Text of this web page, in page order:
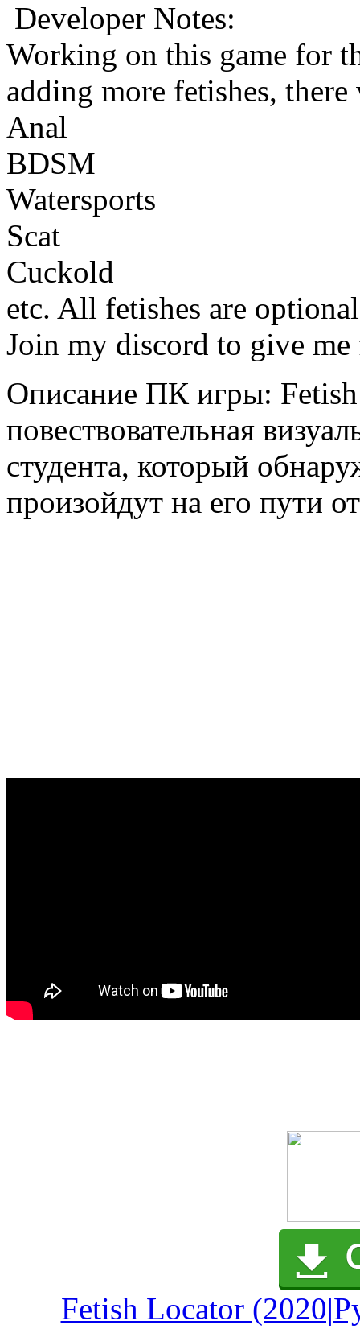
Developer Notes:
Working on this game for
adding more fetishes,
Anal
BDSM
Watersports
Scat
Cuckold
etc. All fetishes are
Join my discord to give me
Описание ПК игры:
повествовательная
студента, который
произойдут на его пути
Fetish Locator